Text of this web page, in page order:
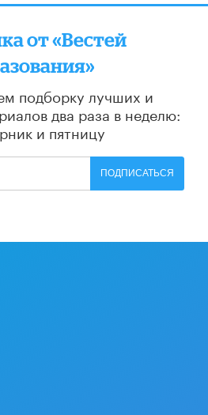
от «Вестей
подборку лучших и
два раза в неделю:
и пятницу
ПОДПИСАТЬСЯ